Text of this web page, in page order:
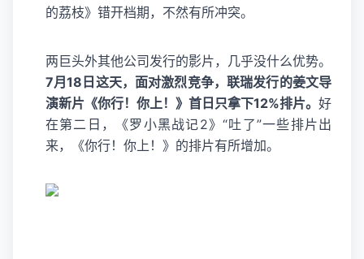
的荔枝》错开档期，不然有所冲突。
两巨头外其他公司发行的影片，几乎没什么优势。
7月18日这天，面对激烈竞争，联瑞发行的姜文导
演新片《你行！你上！》首日只拿下12%排片。 好
在第二日，《罗小黑战记2》“吐了”一些排片出
来，《你行！你上！》的排片有所增加。